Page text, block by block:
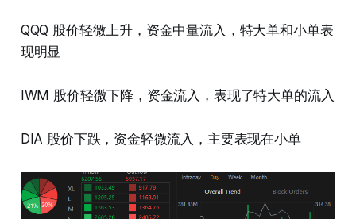
QQQ 股价轻微上升，资金中量流入，特大单和小单表
现明显
IWM 股价轻微下降，资金流入，表现了特大单的流入
DIA 股价下跌，资金轻微流入，主要表现在小单